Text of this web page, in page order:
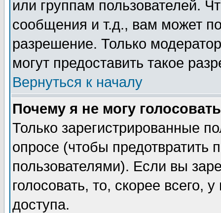
или группам пользователей.
сообщения и т.д., вам может
разрешение. Только
могут предоставить такое
Вернуться к началу
Почему я не могу
Только зарегистрированные
опросе (чтобы предотвратить
пользователями). Если вы
голосовать, то, скорее всего,
доступа.